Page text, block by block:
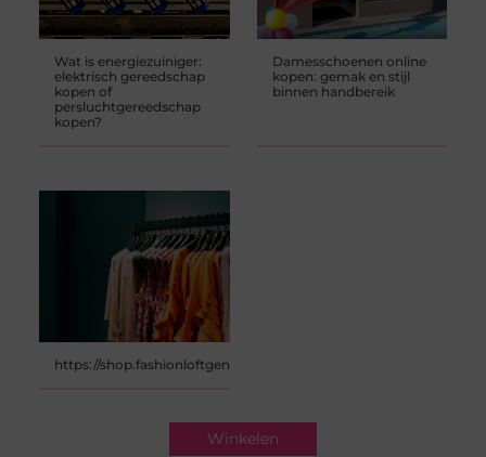
Wat is energiezuiniger:
elektrisch gereedschap
kopen of
persluchtgereedschap
kopen?
Damesschoenen online
kopen: gemak en stijl
binnen handbereik
https://shop.fashionloftgent.be/nl/home
Winkelen